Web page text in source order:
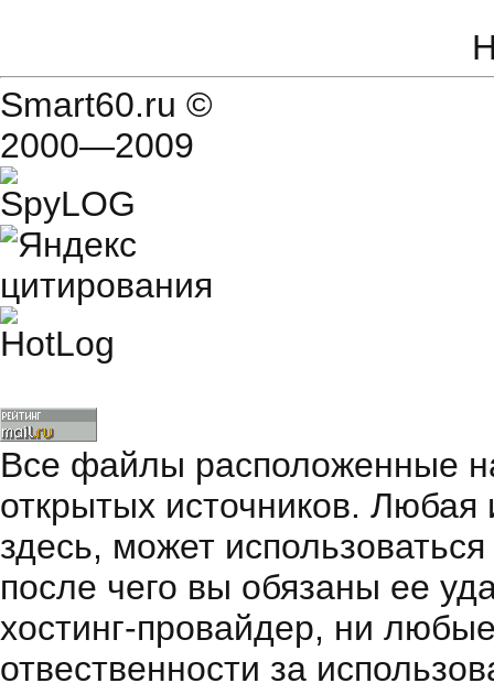
Smart60.ru ©
2000—2009
Все файлы расположенные
открытых источников.
здесь, может
после чего вы обязаны ее
хостинг-провайдер, ни
отвественности за